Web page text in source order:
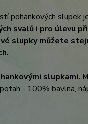
pohankových slupek
svalů i pro úlevu
slupky můžete
slupkami.
- 100% bavlna,